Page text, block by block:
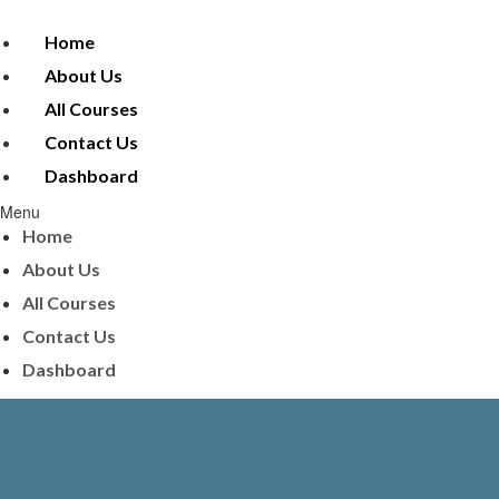
Home
About Us
All Courses
Contact Us
Dashboard
Menu
Home
About Us
All Courses
Contact Us
Dashboard